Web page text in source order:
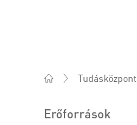
Tudásközpont
Erőforrások